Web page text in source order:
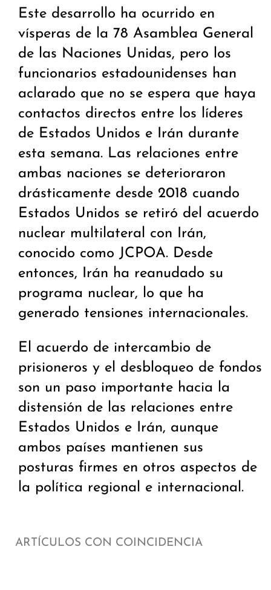
Este desarrollo ha ocurrido en
vísperas de la 78 Asamblea General
de las Naciones Unidas, pero los
funcionarios estadounidenses han
aclarado que no se espera que haya
contactos directos entre los líderes
de Estados Unidos e Irán durante
esta semana. Las relaciones entre
ambas naciones se deterioraron
drásticamente desde 2018 cuando
Estados Unidos se retiró del acuerdo
nuclear multilateral con Irán,
conocido como JCPOA. Desde
entonces, Irán ha reanudado su
programa nuclear, lo que ha
generado tensiones internacionales.
El acuerdo de intercambio de
prisioneros y el desbloqueo de fondos
son un paso importante hacia la
distensión de las relaciones entre
Estados Unidos e Irán, aunque
ambos países mantienen sus
posturas firmes en otros aspectos de
la política regional e internacional.
ARTÍCULOS CON COINCIDENCIA